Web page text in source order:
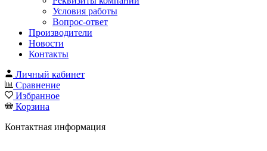
Условия работы
Вопрос-ответ
Производители
Новости
Контакты
Личный кабинет
Сравнение
Избранное
Корзина
Контактная информация